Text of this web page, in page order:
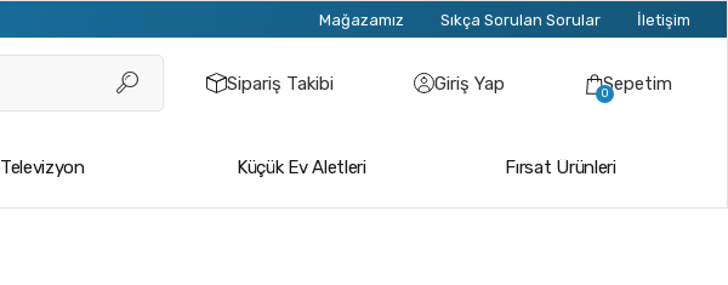
Mağazamız Sıkça Sorulan Sorular İletişim
Sipariş Takibi Giriş Yap 0Sepetim
Televizyon Küçük Ev Aletleri Fırsat Ürünleri